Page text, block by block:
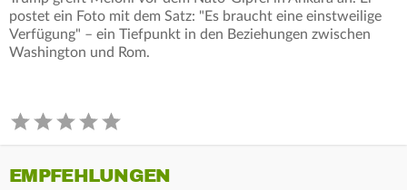
postet ein Foto mit dem Satz: "Es braucht eine einstweilige
Verfügung" – ein Tiefpunkt in den Beziehungen zwischen
Washington und Rom.
EMPFEHLUNGEN